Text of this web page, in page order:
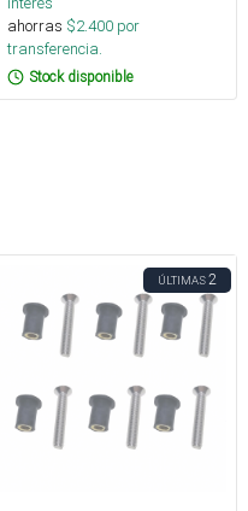
ahorras $2.400 por
transferencia.
Stock disponible
ÚLTIMAS2